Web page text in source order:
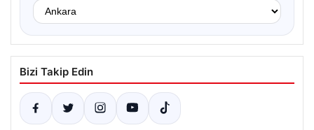
Bizi Takip Edin